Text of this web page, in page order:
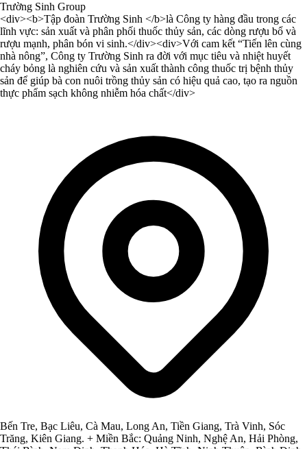
Trường Sinh Group
<div><b>Tập đoàn Trường Sinh </b>là Công ty hàng đầu trong các
lĩnh vực: sản xuất và phân phối thuốc thủy sản, các dòng rượu bổ và
rượu mạnh, phân bón vi sinh.</div><div>Với cam kết “Tiến lên cùng
nhà nông”, Công ty Trường Sinh ra đời với mục tiêu và nhiệt huyết
cháy bỏng là nghiên cứu và sản xuất thành công thuốc trị bệnh thủy
sản để giúp bà con nuôi trồng thủy sản có hiệu quả cao, tạo ra nguồn
thực phẩm sạch không nhiễm hóa chất</div>
Bến Tre, Bạc Liêu, Cà Mau, Long An, Tiền Giang, Trà Vinh, Sóc
Trăng, Kiên Giang. + Miền Bắc: Quảng Ninh, Nghệ An, Hải Phòng,